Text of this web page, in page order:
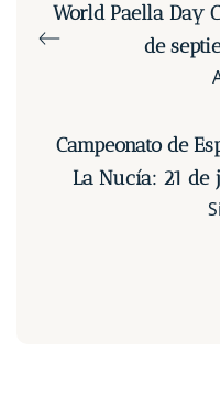
World Paella Day
de
Campeonato de
La Nucía: 21